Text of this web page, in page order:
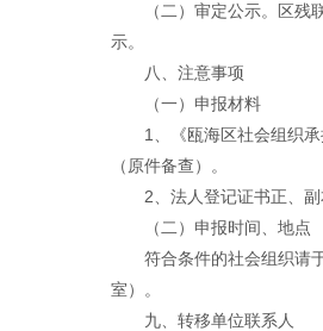
（二）审定公示。区
示。
八、注意事项
（一）申报材料
1、《瓯海区社会组织
（原件备查）。
2、法人登记证书正、
（二）申报时间、地点
符合条件的社会组织请
室）。
九、转移单位联系人